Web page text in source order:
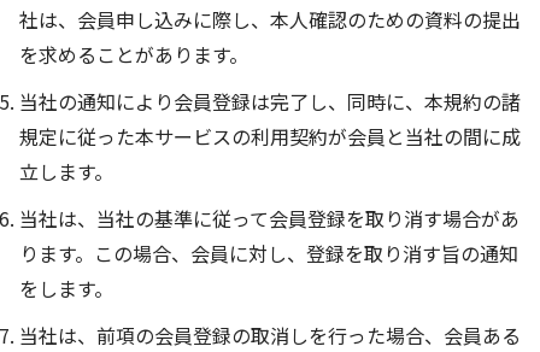
社は、会員申し込みに際し、本人確認のための資料の提出
を求めることがあります。
当社の通知により会員登録は完了し、同時に、本規約の諸
規定に従った本サービスの利用契約が会員と当社の間に成
立します。
当社は、当社の基準に従って会員登録を取り消す場合があ
ります。この場合、会員に対し、登録を取り消す旨の通知
をします。
当社は、前項の会員登録の取消しを行った場合、会員ある